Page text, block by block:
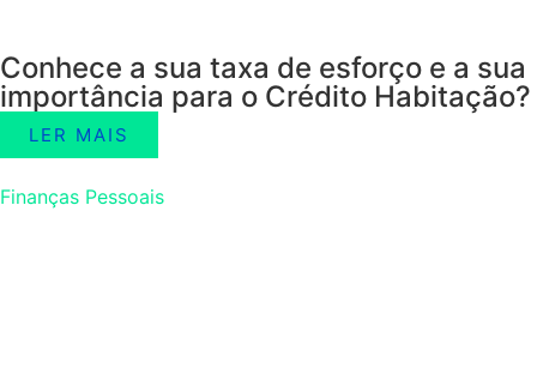
Conhece a sua taxa de esforço e a sua
importância para o Crédito Habitação?
LER MAIS
Finanças Pessoais